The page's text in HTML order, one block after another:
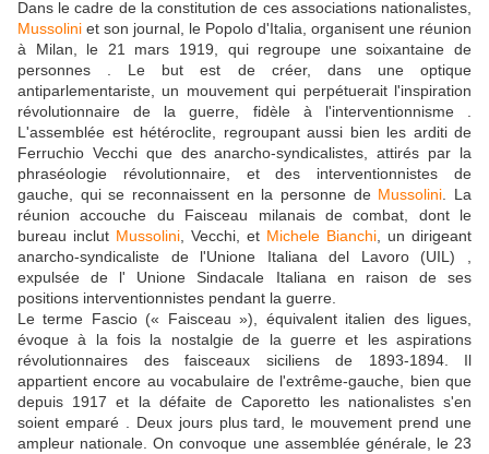
Dans le cadre de la constitution de ces associations nationalistes,
Mussolini et son journal, le Popolo d'Italia, organisent une réunion
à Milan, le 21 mars 1919, qui regroupe une soixantaine de
personnes . Le but est de créer, dans une optique
antiparlementariste, un mouvement qui perpétuerait l'inspiration
révolutionnaire de la guerre, fidèle à l'interventionnisme .
L'assemblée est hétéroclite, regroupant aussi bien les arditi de
Ferruchio Vecchi que des anarcho-syndicalistes, attirés par la
phraséologie révolutionnaire, et des interventionnistes de
gauche, qui se reconnaissent en la personne de Mussolini . La
réunion accouche du Faisceau milanais de combat, dont le
bureau inclut Mussolini , Vecchi, et Michele Bianchi , un dirigeant
anarcho-syndicaliste de l'Unione Italiana del Lavoro (UIL) ,
expulsée de l' Unione Sindacale Italiana en raison de ses
positions interventionnistes pendant la guerre.
Le terme Fascio (« Faisceau »), équivalent italien des ligues,
évoque à la fois la nostalgie de la guerre et les aspirations
révolutionnaires des faisceaux siciliens de 1893-1894. Il
appartient encore au vocabulaire de l'extrême-gauche, bien que
depuis 1917 et la défaite de Caporetto les nationalistes s'en
soient emparé . Deux jours plus tard, le mouvement prend une
ampleur nationale. On convoque une assemblée générale, le 23